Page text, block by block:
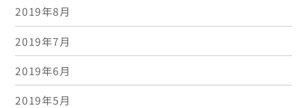
2019年8月
2019年7月
2019年6月
2019年5月